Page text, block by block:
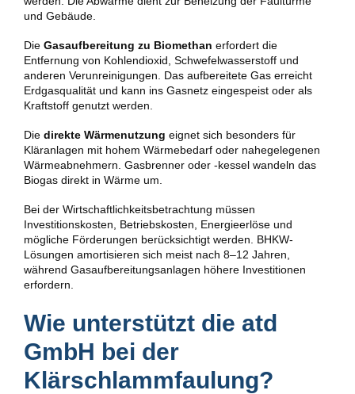
und Gebäude.
Die Gasaufbereitung zu Biomethan erfordert die
Entfernung von Kohlendioxid, Schwefelwasserstoff und
anderen Verunreinigungen. Das aufbereitete Gas erreicht
Erdgasqualität und kann ins Gasnetz eingespeist oder als
Kraftstoff genutzt werden.
Die direkte Wärmenutzung eignet sich besonders für
Kläranlagen mit hohem Wärmebedarf oder nahegelegenen
Wärmeabnehmern. Gasbrenner oder -kessel wandeln das
Biogas direkt in Wärme um.
Bei der Wirtschaftlichkeitsbetrachtung müssen
Investitionskosten, Betriebskosten, Energieerlöse und
mögliche Förderungen berücksichtigt werden. BHKW-
Lösungen amortisieren sich meist nach 8–12 Jahren,
während Gasaufbereitungsanlagen höhere Investitionen
erfordern.
Wie unterstützt die atd
GmbH bei der
Klärschlammfaulung?